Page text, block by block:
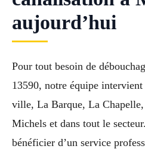
aujourd’hui
Pour tout besoin de
13590, notre équipe
ville, La Barque, La
Michels et dans tout le
bénéficier d’un service